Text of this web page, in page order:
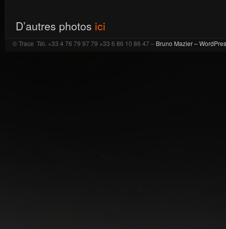
D’autres photos ici
© Trace Tél. +33 4 76 79 97 79 +33 6 86 10 86 47 – Bruno Mazier –